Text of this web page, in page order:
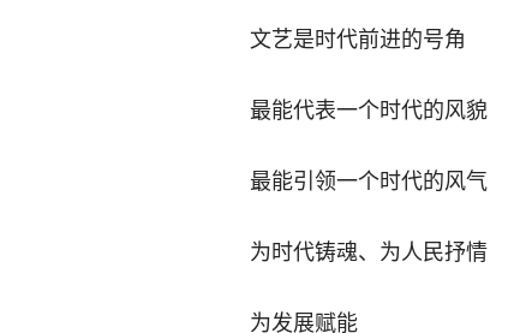
文艺是时代前进的号角
最能代表一个时代的风貌
最能引领一个时代的风气
为时代铸魂、为人民抒情
为发展赋能